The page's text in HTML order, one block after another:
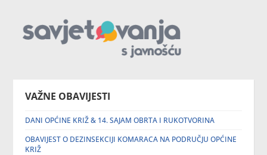
VAŽNE OBAVIJESTI
DANI OPĆINE KRIŽ & 14. SAJAM OBRTA I RUKOTVORINA
OBAVIJEST O DEZINSEKCIJI KOMARACA NA PODRUČJU OPĆINE
KRIŽ